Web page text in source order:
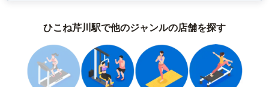
ひこね芹川駅で他のジャンルの店舗を探す